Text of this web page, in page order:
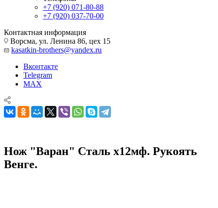
+7 (920) 071-80-88
+7 (920) 037-70-00
Контактная информация
Ворсма, ул. Ленина 86, цех 15
kasatkin-brothers@yandex.ru
Вконтакте
Telegram
MAX
Нож "Варан" Сталь х12мф. Рукоять
Венге.